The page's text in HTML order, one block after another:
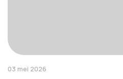
03 mei 2026